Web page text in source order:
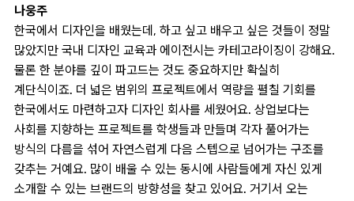
나웅주
한국에서 디자인을 배웠는데, 하고 싶고 배우고 싶은 것들이 정말
많았지만 국내 디자인 교육과 에이전시는 카테고라이징이 강해요.
물론 한 분야를 깊이 파고드는 것도 중요하지만 확실히
계단식이죠. 더 넓은 범위의 프로젝트에서 역량을 펼칠 기회를
한국에서도 마련하고자 디자인 회사를 세웠어요. 상업보다는
사회를 지향하는 프로젝트를 학생들과 만들며 각자 풀어가는
방식의 다름을 섞어 자연스럽게 다음 스텝으로 넘어가는 구조를
갖추는 거예요. 많이 배울 수 있는 동시에 사람들에게 자신 있게
소개할 수 있는 브랜드의 방향성을 찾고 있어요. 거기서 오는